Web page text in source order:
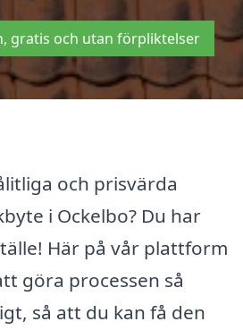
gratis och utan förpliktelser
och prisvärda
i Ockelbo? Du har
Här på vår plattform
göra processen så
så att du kan få den